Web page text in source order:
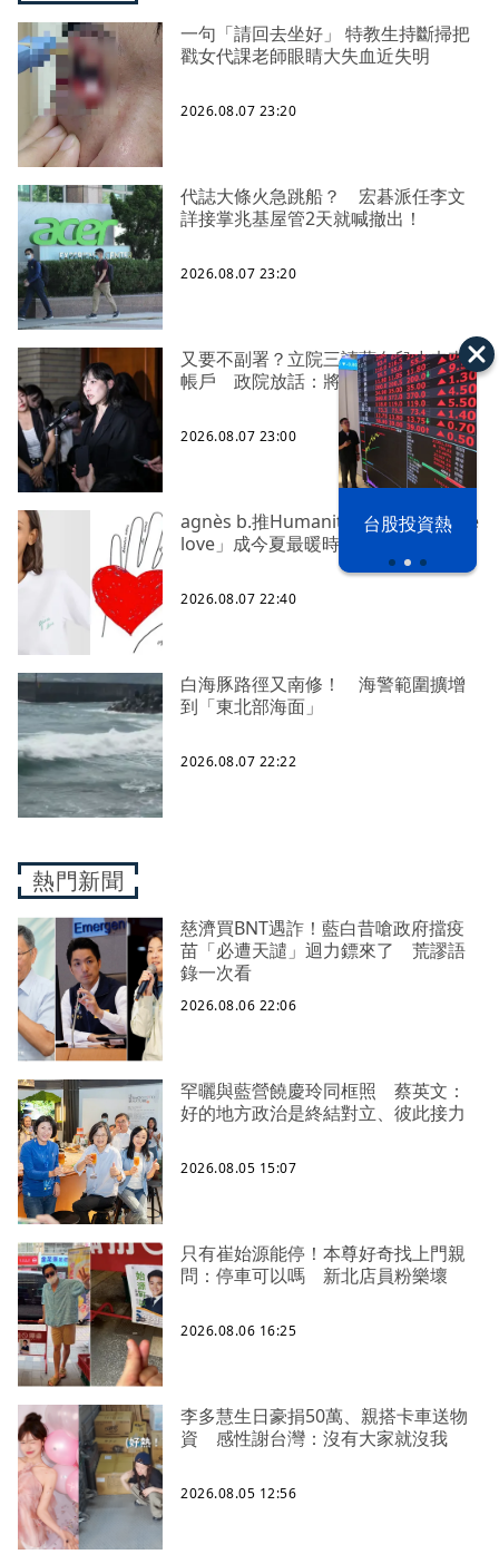
漢光42演習 台股投資熱
一句「請回去坐好」 特教生持斷掃把
戳女代課老師眼睛大失血近失明
2026.08.07 23:20
代誌大條火急跳船？ 宏碁派任李文
詳接掌兆基屋管2天就喊撤出！
2026.08.07 23:20
又要不副署？立院三讀藍白兒少未來
帳戶 政院放話：將採必要憲政作為
2026.08.07 23:00
agnès b.推Humanitarian系列 「give
love」成今夏最暖時尚宣言
2026.08.07 22:40
白海豚路徑又南修！ 海警範圍擴增
到「東北部海面」
2026.08.07 22:22
熱門新聞
慈濟買BNT遇詐！藍白昔嗆政府擋疫
苗「必遭天譴」迴力鏢來了 荒謬語
錄一次看
2026.08.06 22:06
罕曬與藍營饒慶玲同框照 蔡英文：
好的地方政治是終結對立、彼此接力
2026.08.05 15:07
只有崔始源能停！本尊好奇找上門親
問：停車可以嗎 新北店員粉樂壞
2026.08.06 16:25
李多慧生日豪捐50萬、親搭卡車送物
資 感性謝台灣：沒有大家就沒我
2026.08.05 12:56